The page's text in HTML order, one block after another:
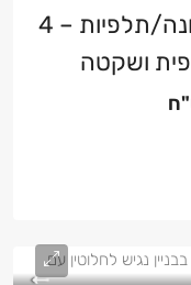
להשכרה ברח’ בית”ר בארנונה/תלפיות – 4
ושקטה